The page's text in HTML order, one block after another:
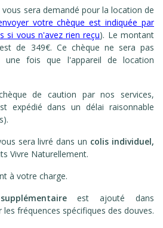
vous sera demandé pour la location de
votre chèque est indiquée par
si vous n'avez rien reçu). Le montant
de 349€. Ce chèque ne sera pas
fois que l'appareil de location
de caution par nos services,
expédié dans un délai raisonnable
sera livré dans un colis individuel,
Vivre Naturellement.
à votre charge.
est ajouté dans
fréquences spécifiques des douves.